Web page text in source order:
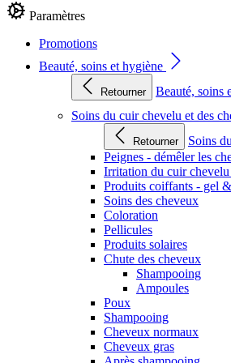
Paramètres
Promotions
Beauté, soins et hygiène
Retourner
Beauté, soins
Soins du cuir chevelu et des
Retourner
Soins
Peignes - démêler les
Irritation du cuir
Produits coiffants - gel
Soins des cheveux
Coloration
Pellicules
Produits solaires
Chute des cheveux
Shampooing
Ampoules
Poux
Shampooing
Cheveux normaux
Cheveux gras